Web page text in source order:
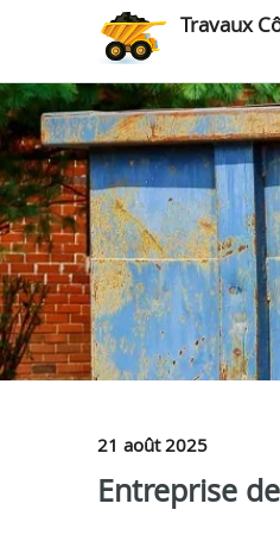
Travaux
21 août 2025
Entreprise